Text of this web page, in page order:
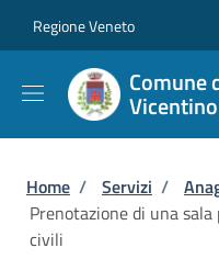
Regione Veneto
Comune
Vicentino
Briciole di
Home / Servizi /
Prenotazione di una
civili